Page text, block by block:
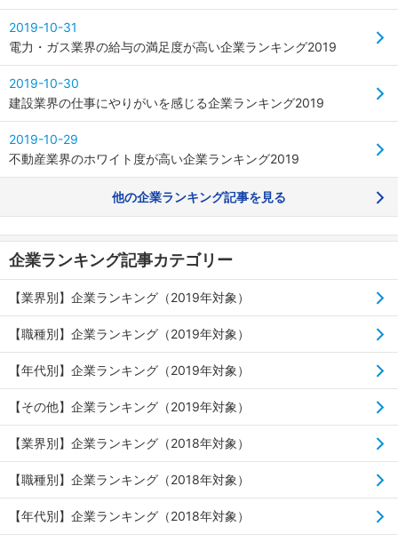
2019-10-31
電力・ガス業界の給与の満足度が高い企業ランキング2019
2019-10-30
建設業界の仕事にやりがいを感じる企業ランキング2019
2019-10-29
不動産業界のホワイト度が高い企業ランキング2019
他の企業ランキング記事を見る
企業ランキング記事カテゴリー
【業界別】企業ランキング（2019年対象）
【職種別】企業ランキング（2019年対象）
【年代別】企業ランキング（2019年対象）
【その他】企業ランキング（2019年対象）
【業界別】企業ランキング（2018年対象）
【職種別】企業ランキング（2018年対象）
【年代別】企業ランキング（2018年対象）